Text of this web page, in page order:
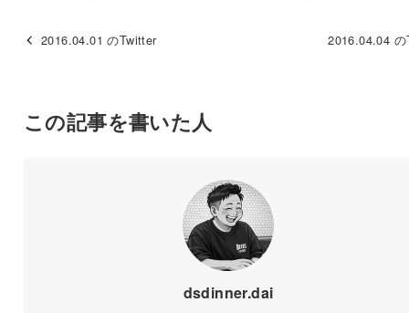
2016.04.01 のTwitter 2016.04.04
この記事を書いた人
dsdinner.dai